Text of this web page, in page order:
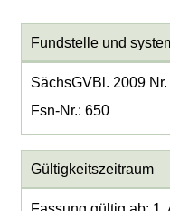
Fundstelle und
SächsGVBl. 2009
Fsn-Nr.: 650
Gültigkeitszeitraum